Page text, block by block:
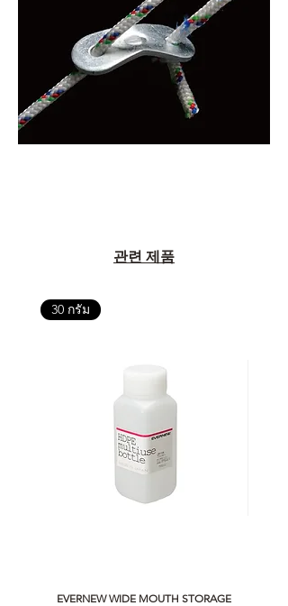
ประสบการณ์ที่สมบูรณ์แบบในระยะ
อ่านต่อเรื่องการรับประกันสินค้าได้
ตรงนี้
>>
https://www.campstudio.co.th/
관련 제품
30 กรัม
EVERNEW WIDE MOUTH STORAGE